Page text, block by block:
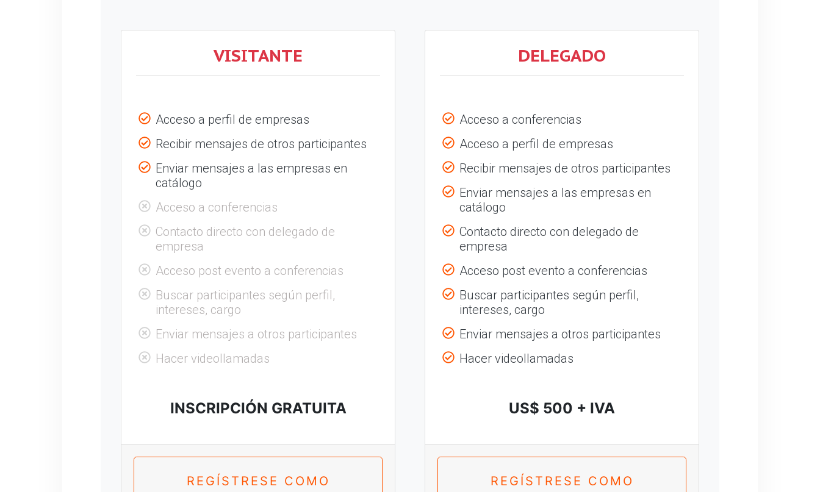
VISITANTE
Acceso a perfil de empresas
Recibir mensajes de otros participantes
Enviar mensajes a las empresas en
catálogo
Acceso a conferencias
Contacto directo con delegado de
empresa
Acceso post evento a conferencias
Buscar participantes según perfil,
intereses, cargo
Enviar mensajes a otros participantes
Hacer videollamadas
INSCRIPCIÓN GRATUITA
REGÍSTRESE COMO
DELEGADO
Acceso a conferencias
Acceso a perfil de empresas
Recibir mensajes de otros participantes
Enviar mensajes a las empresas en
catálogo
Contacto directo con delegado de
empresa
Acceso post evento a conferencias
Buscar participantes según perfil,
intereses, cargo
Enviar mensajes a otros participantes
Hacer videollamadas
US$ 500 + IVA
REGÍSTRESE COMO